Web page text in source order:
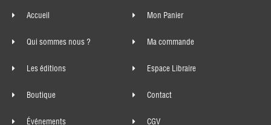
Accueil
Qui sommes nous ?
Les éditions
Boutique
Événements
Mon Panier
Ma commande
Espace Libraire
Contact
CGV